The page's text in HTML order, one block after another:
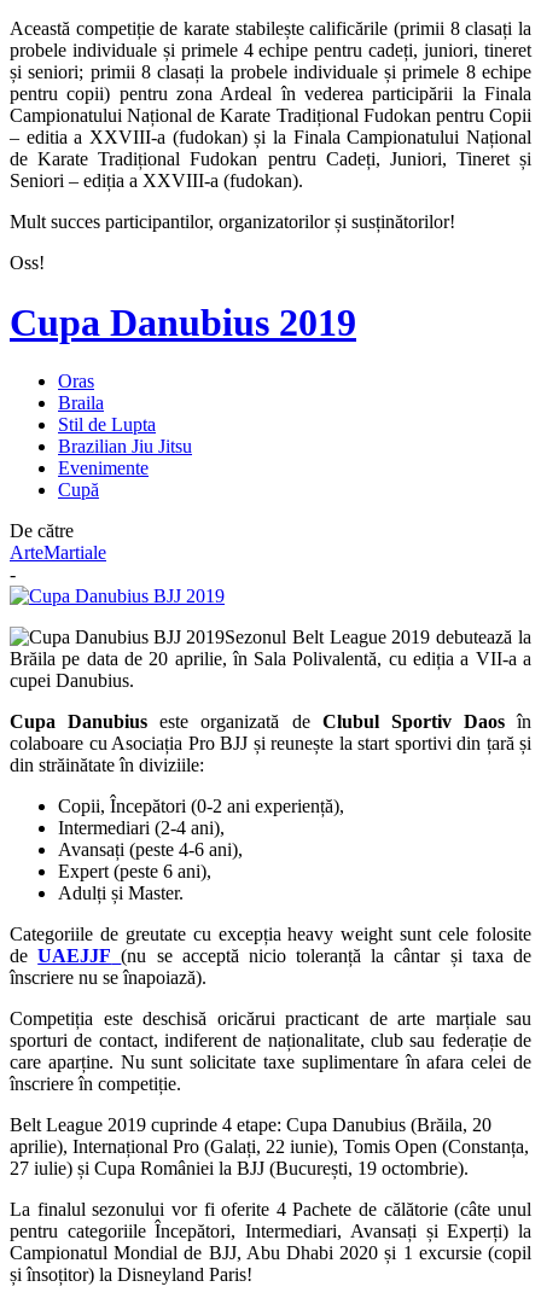
Această competiție de karate stabilește calificările (primii 8 clasați la
probele individuale și primele 4 echipe pentru cadeți, juniori, tineret
și seniori; primii 8 clasați la probele individuale și primele 8 echipe
pentru copii) pentru zona Ardeal în vederea participării la Finala
Campionatului Național de Karate Tradițional Fudokan pentru Copii
– editia a XXVIII-a (fudokan) și la Finala Campionatului Național
de Karate Tradițional Fudokan pentru Cadeți, Juniori, Tineret și
Seniori – ediția a XXVIII-a (fudokan).
Mult succes participantilor, organizatorilor și susținătorilor!
Oss!
Cupa Danubius 2019
Oras
Braila
Stil de Lupta
Brazilian Jiu Jitsu
Evenimente
Cupă
De către
ArteMartiale
-
Sezonul Belt League 2019 debutează la
Brăila pe data de 20 aprilie, în Sala Polivalentă, cu ediția a VII-a a
cupei Danubius.
Cupa Danubius este organizată de Clubul Sportiv Daosîn
colaboare cu Asociația Pro BJJ și reunește la start sportivi din țară și
din străinătate în diviziile:
Copii, Începători (0-2 ani experiență),
Intermediari (2-4 ani),
Avansați (peste 4-6 ani),
Expert (peste 6 ani),
Adulți și Master.
Categoriile de greutate cu excepția heavy weight sunt cele folosite
deUAEJJF (nu se acceptă nicio toleranță la cântar și taxa de
înscriere nu se înapoiază).
Competiția este deschisă oricărui practicant de arte marțiale sau
sporturi de contact, indiferent de naționalitate, club sau federație de
care aparține. Nu sunt solicitate taxe suplimentare în afara celei de
înscriere în competiție.
Belt League 2019 cuprinde 4 etape: Cupa Danubius (Brăila, 20
aprilie), Internațional Pro (Galați, 22 iunie), Tomis Open (Constanța,
27 iulie) și Cupa României la BJJ (București, 19 octombrie).
La finalul sezonului vor fi oferite 4 Pachete de călătorie (câte unul
pentru categoriile Începători, Intermediari, Avansați și Experți) la
Campionatul Mondial de BJJ, Abu Dhabi 2020 și 1 excursie (copil
și însoțitor) la Disneyland Paris!